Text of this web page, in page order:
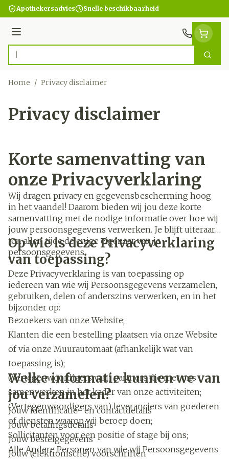
Ga naar de inhoud
Apothekersadvies Snelle beschikbaarheid
Menu
Product, merk, categorie... Zoek
Home / Privacy disclaimer
Privacy disclaimer
Korte samenvatting van
onze Privacyverklaring
Wij dragen privacy en gegevensbescherming hoog
in het vaandel! Daarom bieden wij jou deze korte
samenvatting met de nodige informatie over hoe wij
jouw persoonsgegevens verwerken. Je blijft uiteraard
ten allen tijde de enige eigenaar van je
persoonsgegevens.
Op wie is deze Privacyverklaring
van toepassing?
Deze Privacyverklaring is van toepassing op
iedereen van wie wij Persoonsgegevens verzamelen,
gebruiken, delen of anderszins verwerken, en in het
bijzonder op:
Bezoekers van onze Website;
Klanten die een bestelling plaatsen via onze Website
of via onze Muurautomaat (afhankelijk wat van
toepassing is);
(Vertegenwoordigers van) partners die met ons
samenwerken in het kader van onze activiteiten;
(Vertegenwoordigers van) leveranciers van goederen
of diensten waarop wij beroep doen;
Sollicitanten voor een positie of stage bij ons;
Alle Andere Personen van wie wij Persoonsgegevens
Welke informatie kunnen we van
jou verzamelen?
Jouw identificatie- en contactdetails
Jouw betalingsdetails
Jouw bestelgegevens
Jouw (elektronische) voorschriften